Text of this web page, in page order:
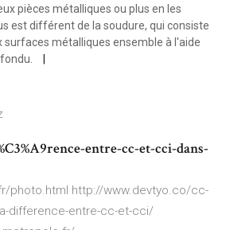
pièces métalliques ou plus en les
est différent de la soudure, qui consiste
métalliques ensemble à l'aide
entre-cc-et-cci-dans-
photo.html http://www.devtyo.co/cc-
difference-entre-cc-et-cci/